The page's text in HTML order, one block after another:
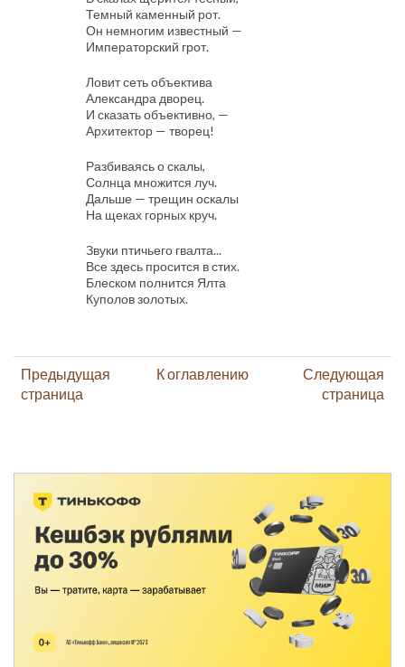
Темный каменный рот.
Он немногим известный —
Императорский грот.
Ловит сеть объектива
Александра дворец.
И сказать объективно, —
Архитектор — творец!
Разбиваясь о скалы,
Солнца множится луч.
Дальше — трещин оскалы
На щеках горных круч.
Звуки птичьего гвалта...
Все здесь просится в стих.
Блеском полнится Ялта
Куполов золотых.
Предыдущая
страница
К оглавлению
Следующая
страница